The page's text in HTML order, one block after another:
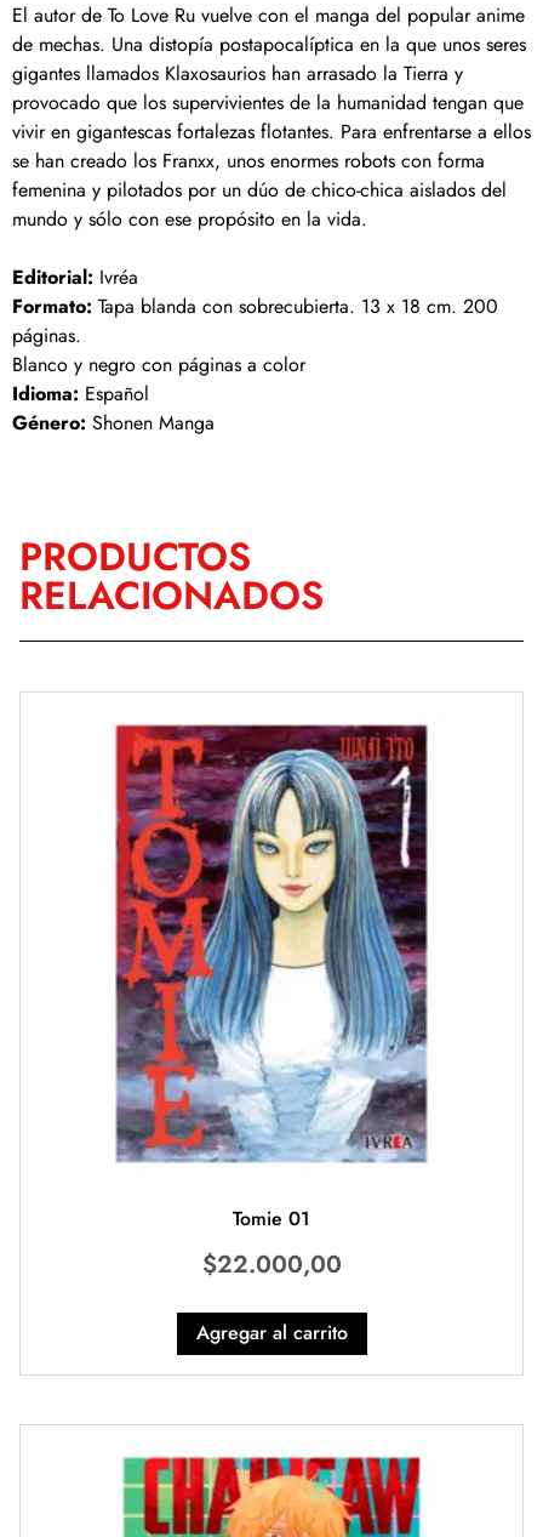
El autor de To Love Ru vuelve con el manga del popular anime
de mechas. Una distopía postapocalíptica en la que unos seres
gigantes llamados Klaxosaurios han arrasado la Tierra y
provocado que los supervivientes de la humanidad tengan que
vivir en gigantescas fortalezas flotantes. Para enfrentarse a ellos
se han creado los Franxx, unos enormes robots con forma
femenina y pilotados por un dúo de chico-chica aislados del
mundo y sólo con ese propósito en la vida.
Editorial: Ivréa
Formato: Tapa blanda con sobrecubierta. 13 x 18 cm. 200
páginas.
Blanco y negro con páginas a color
Idioma: Español
Género: Shonen Manga
PRODUCTOS
RELACIONADOS
Tomie 01
$22.000,00
Agregar al carrito